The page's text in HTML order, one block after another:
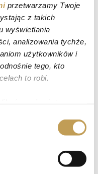
przetwarzamy Twoje
z takich
wyświetlania
analizowania tychże,
użytkowników i
tego, kto
to robi.
do kilku metrów
je zbiory danych
palca)
SP. Z